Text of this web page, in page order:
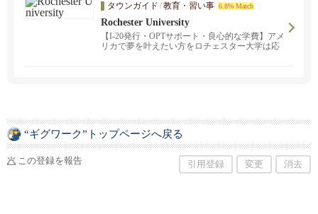
は、弊社で買取も致します。お取り扱いブラン
ド：YAMAHA・KAWAI・STEINWAY&SONS。
ファウンテンバレーで ピアノレッスンも開催
中。初級から上級まで全ての年齢の方にお教え
致します。
タウンガイド /教育・習い事 6.8% Match
Rochester University
【I-20発行・OPTサポート・良心的な学費】アメ
リカで夢を叶えたい方をロチェスター大学は応
“ギグワーク”トップページへ戻る
この登録を報告 引用登録 変更 消去